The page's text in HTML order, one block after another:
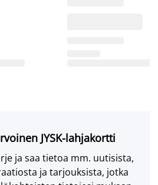
JYSK-lahjakortti
ja saa tietoa mm. uutisista,
ja tarjouksista, jotka